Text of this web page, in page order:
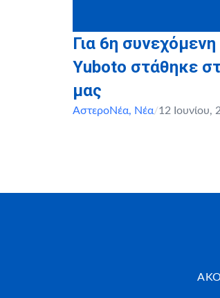
Για 6η συνεχόμενη
Yuboto στάθηκε
μας
ΑστεροΝέα, Νέα/12 Ιουνίου,